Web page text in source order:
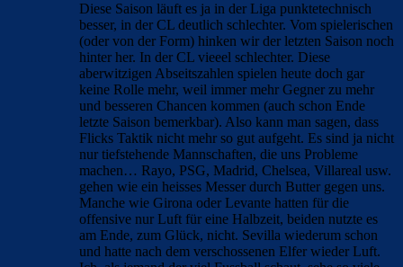
Diese Saison läuft es ja in der Liga punktetechnisch
besser, in der CL deutlich schlechter. Vom spielerischen
(oder von der Form) hinken wir der letzten Saison noch
hinter her. In der CL vieeel schlechter. Diese
aberwitzigen Abseitszahlen spielen heute doch gar
keine Rolle mehr, weil immer mehr Gegner zu mehr
und besseren Chancen kommen (auch schon Ende
letzte Saison bemerkbar). Also kann man sagen, dass
Flicks Taktik nicht mehr so gut aufgeht. Es sind ja nicht
nur tiefstehende Mannschaften, die uns Probleme
machen… Rayo, PSG, Madrid, Chelsea, Villareal usw.
gehen wie ein heisses Messer durch Butter gegen uns.
Manche wie Girona oder Levante hatten für die
offensive nur Luft für eine Halbzeit, beiden nutzte es
am Ende, zum Glück, nicht. Sevilla wiederum schon
und hatte nach dem verschossenen Elfer wieder Luft.